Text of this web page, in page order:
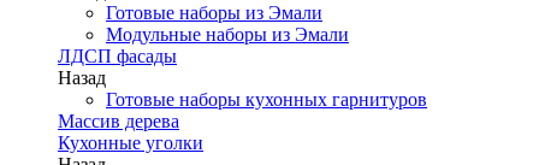
Готовые наборы из Эмали
Модульные наборы из Эмали
ЛДСП фасады
Назад
Готовые наборы кухонных гарнитуров
Массив дерева
Кухонные уголки